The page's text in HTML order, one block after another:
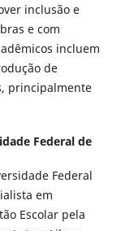
inclusão e
e com
incluem
de
principalmente
Federal de
Federal
em
Escolar pela